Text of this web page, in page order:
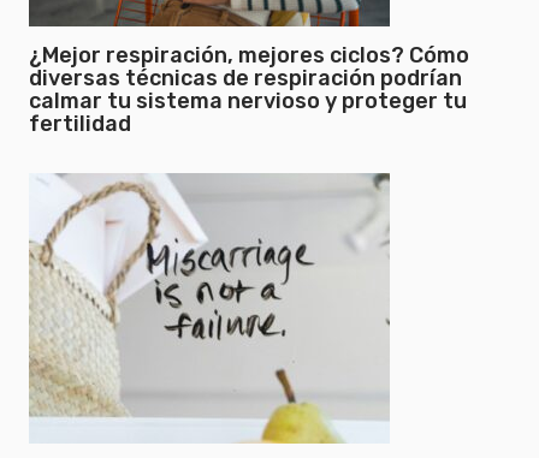
¿Mejor respiración, mejores ciclos? Cómo
diversas técnicas de respiración podrían
calmar tu sistema nervioso y proteger tu
fertilidad